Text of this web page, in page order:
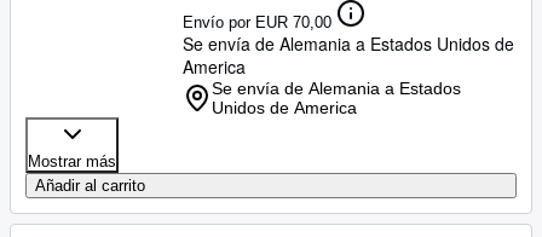
Envío por EUR 70,00
Se envía de Alemania a Estados Unidos de
America
Se envía de Alemania a Estados
Unidos de America
Mostrar más
Añadir al carrito